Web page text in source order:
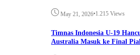
May 21, 2026•1.215 Views
Timnas Indonesia U-19
Australia Masuk ke Final